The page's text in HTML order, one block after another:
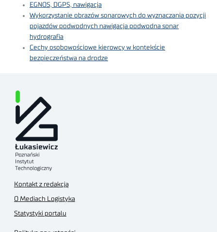
EGNOS, DGPS, nawigacja
Wykorzystanie obrazów sonarowych do wyznaczania pozycji
pojazdów podwodnych nawigacja podwodna sonar
hydrografia
Cechy osobowościowe kierowcy w kontekście
bezpieczeństwa na drodze
Kontakt z redakcją
O Mediach Logistyka
Statystyki portalu